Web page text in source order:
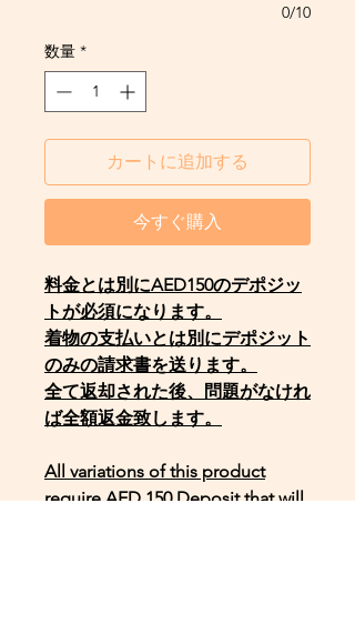
0/10
数量 *
カートに追加する
今すぐ購入
料金とは別にAED150のデポジッ
トが必須になります。
着物の支払いとは別にデポジット
のみの請求書を送ります。
全て返却された後、問題がなけれ
ば全額返金致します。
All variations of this product
require AED 150 Deposit that will